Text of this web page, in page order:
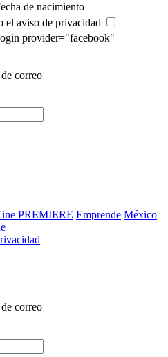
de nacimiento
el aviso de privacidad
provider="facebook"
correo
PREMIERE Emprende México
correo